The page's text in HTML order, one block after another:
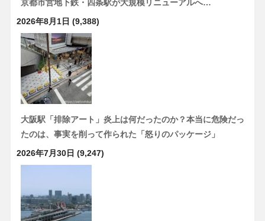
京都市営地下鉄・四条駅が大規模リニューアルへ…
2026年8月1日 (9,388)
大阪駅「排除アート」炎上は何だったのか？本当に危険だっ
たのは、事実を削って作られた「怒りのパッケージ」
2026年7月30日 (9,247)